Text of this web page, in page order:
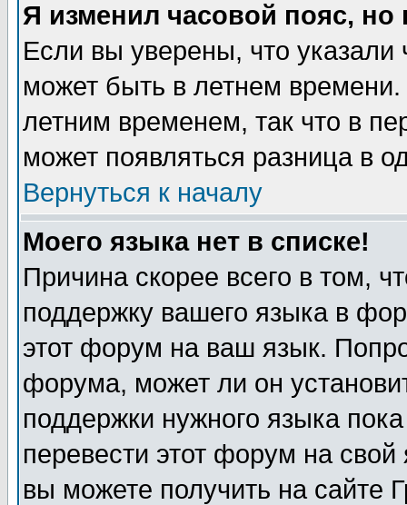
Я изменил часовой пояс,
Если вы уверены, что указали
может быть в летнем
летним временем, так что в
может появляться разница в
Вернуться к началу
Моего языка нет в списке!
Причина скорее всего в том,
поддержку вашего языка в
этот форум на ваш язык.
форума, может ли он
поддержки нужного языка
перевести этот форум на
вы можете получить на сайте